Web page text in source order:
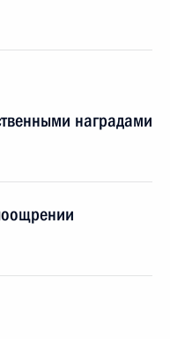
наградами